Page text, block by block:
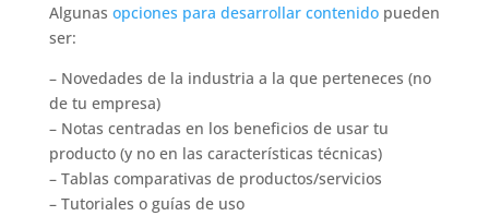
Algunas opciones para desarrollar contenidopueden
ser:
– Novedades de la industria a la que perteneces (no
de tu empresa)
– Notas centradas en los beneficios de usar tu
producto (y no en las características técnicas)
– Tablas comparativas de productos/servicios
– Tutoriales o guías de uso